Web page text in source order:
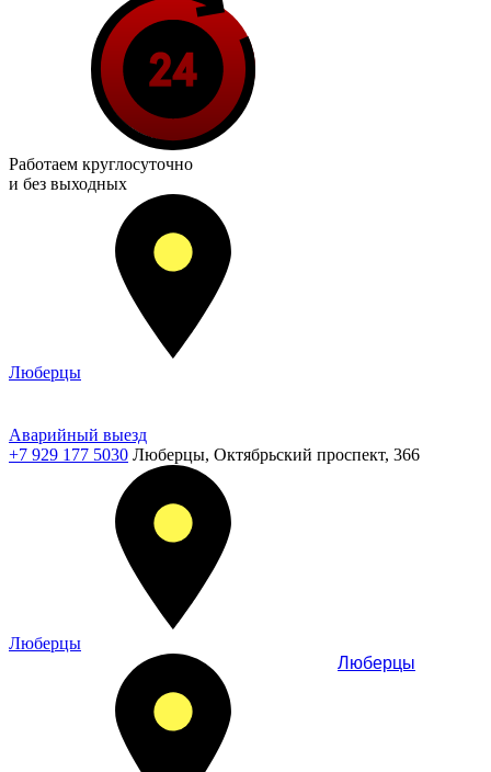
Работаем круглосуточно
и без выходных
Люберцы
Аварийный выезд
+7 929 177 5030 Люберцы, Октябрьский проспект, 366
Люберцы
Люберцы